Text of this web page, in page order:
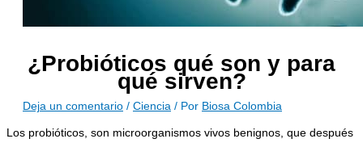
¿Probióticos qué son y para
qué sirven?
Deja un comentario / Ciencia / Por Biosa Colombia
Los probióticos, son microorganismos vivos benignos, que después